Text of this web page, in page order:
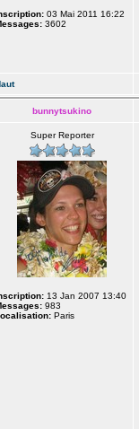
03 Mai 2011 16:22
3602
bunnytsukino
Super Reporter
13 Jan 2007 13:40
983
Paris